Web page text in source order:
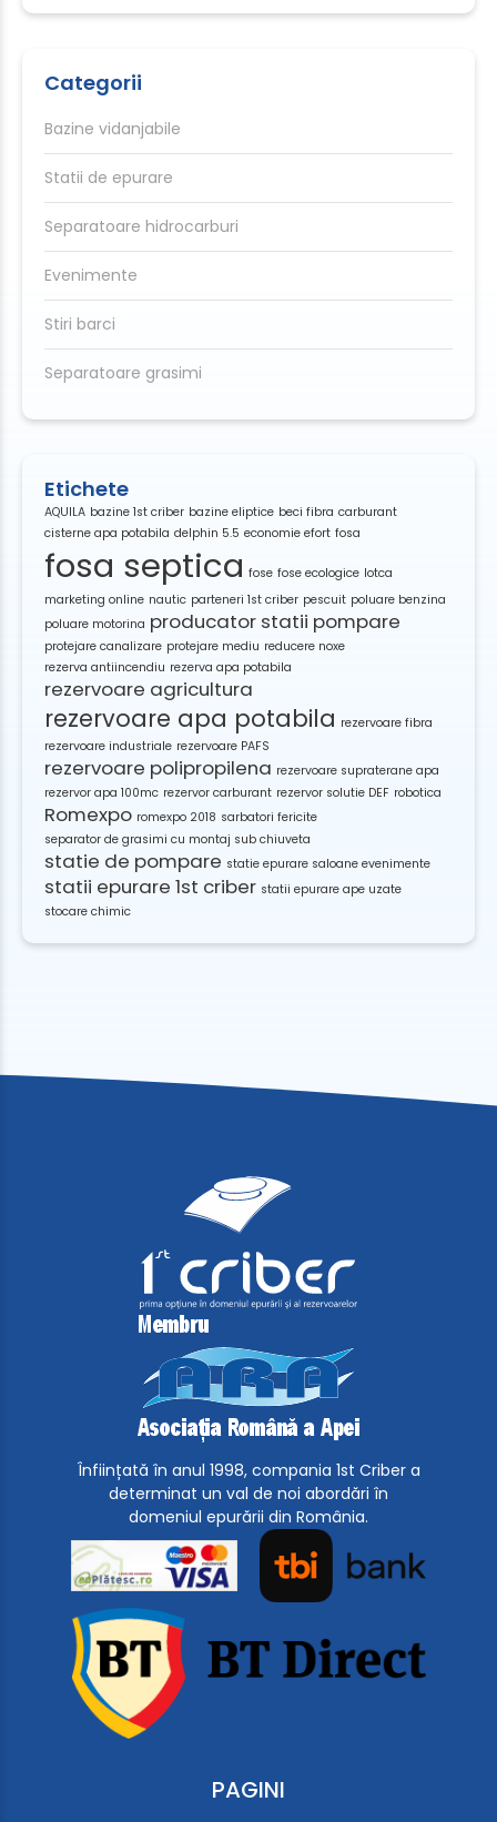
Categorii
Bazine vidanjabile
Statii de epurare
Separatoare hidrocarburi
Evenimente
Stiri barci
Separatoare grasimi
Etichete
AQUILA bazine 1st criber bazine eliptice beci fibra carburant
cisterne apa potabila delphin 5.5 economie efort fosa
fosa septica fose fose ecologice lotca
marketing online nautic parteneri 1st criber pescuit poluare benzina
poluare motorina producator statii pompare
protejare canalizare protejare mediu reducere noxe
rezerva antiincendiu rezerva apa potabila
rezervoare agricultura
rezervoare apa potabila rezervoare fibra
rezervoare industriale rezervoare PAFS
rezervoare polipropilena rezervoare supraterane apa
rezervor apa 100mc rezervor carburant rezervor solutie DEF robotica
Romexpo romexpo 2018 sarbatori fericite
separator de grasimi cu montaj sub chiuveta
statie de pompare statie epurare saloane evenimente
statii epurare 1st criber statii epurare ape uzate
stocare chimic
Înființată în anul 1998, compania 1st Criber a
determinat un val de noi abordări în
domeniul epurării din România.
PAGINI